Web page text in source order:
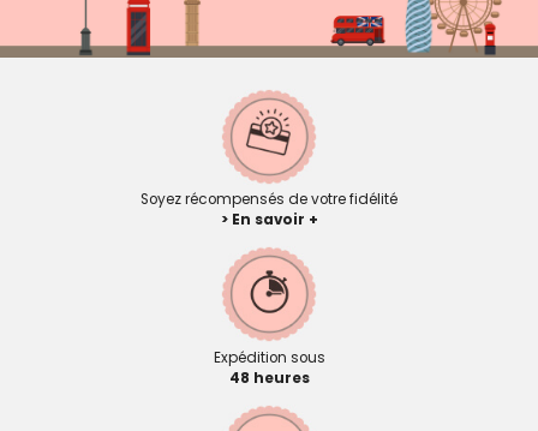
Soyez récompensés de votre fidélité
> En savoir +
Expédition sous
48 heures